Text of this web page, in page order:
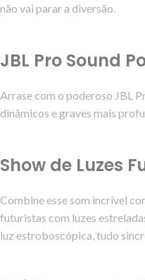
não vai parar a diversão.
JBL Pro Sound
Arrase com o poderoso JBL
dinâmicos e graves mais
Show de Luzes
Combine esse som incrível
futuristas com luzes
luz estroboscópica, tudo